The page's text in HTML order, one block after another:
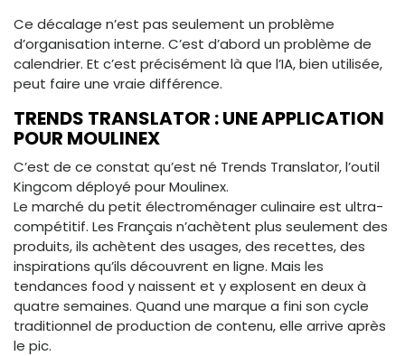
Ce décalage n’est pas seulement un problème
d’organisation interne. C’est d’abord un problème de
calendrier. Et c’est précisément là que l’IA, bien utilisée,
peut faire une vraie différence.
TRENDS TRANSLATOR : UNE APPLICATION
POUR MOULINEX
C’est de ce constat qu’est né Trends Translator, l’outil
Kingcom déployé pour Moulinex.
Le marché du petit électroménager culinaire est ultra-
compétitif. Les Français n’achètent plus seulement des
produits, ils achètent des usages, des recettes, des
inspirations qu’ils découvrent en ligne. Mais les
tendances food y naissent et y explosent en deux à
quatre semaines. Quand une marque a fini son cycle
traditionnel de production de contenu, elle arrive après
le pic.